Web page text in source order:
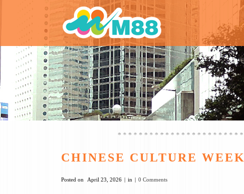
CHINESE CULTURE WEEK
Posted on April 23, 2026 in 0 Comments